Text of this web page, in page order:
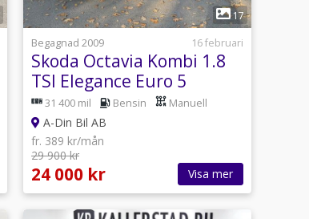
1
17
Begagnad 2009
16 februari
Skoda Octavia Kombi 1.8
TSI Elegance Euro 5
31 400 mil Bensin Manuell
A-Din Bil AB
fr. 389 kr/mån
29 900 kr
24 000 kr Visa mer